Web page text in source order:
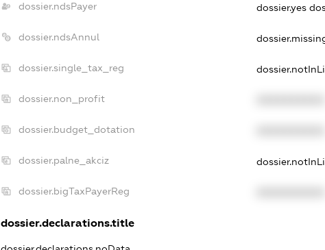
dossier.ndsPayer dossier.yes
dossier.ndsAnnul
dossier.single_tax_reg
dossier.non_profit
dossier.budget_dotation
dossier.palne_akciz
dossier.bigTaxPayerReg
dossier.declarations.title